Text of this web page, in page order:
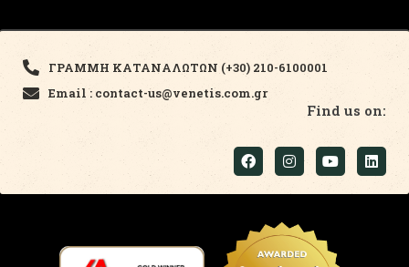
ΓΡΑΜΜΗ ΚΑΤΑΝΑΛΩΤΩΝ (+30) 210-6100001
Email : contact-us@venetis.com.gr
Find us on: